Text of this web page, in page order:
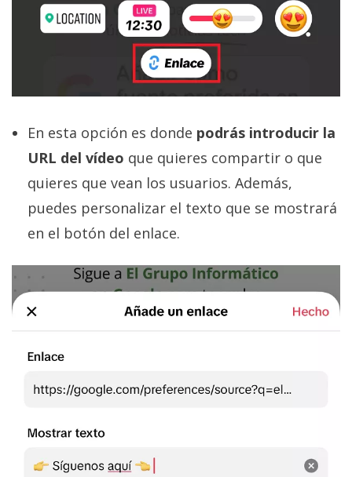
En esta opción es donde podrás introducir la
URL del vídeo que quieres compartir o que
quieres que vean los usuarios. Además,
puedes personalizar el texto que se mostrará
en el botón del enlace.